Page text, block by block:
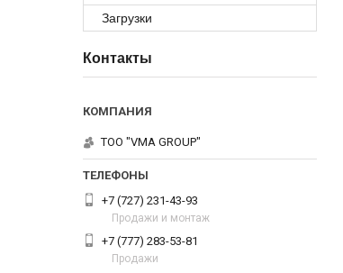
Загрузки
Контакты
ТОО "VMA GROUP"
+7 (727) 231-43-93
Продажи и монтаж
+7 (777) 283-53-81
Продажи